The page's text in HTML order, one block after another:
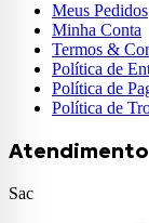
Meus Pedidos
Minha Conta
Termos &
Política de
Política de
Política de
Atendimento
Sac